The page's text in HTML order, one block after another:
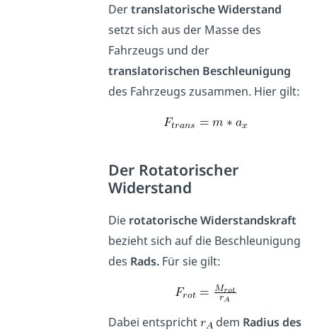
Dertranslatorische Widerstand
setzt sich aus der Masse des
Fahrzeugs und der
translatorischen Beschleunigung
des Fahrzeugs zusammen. Hier gilt:
Der Rotatorischer
Widerstand
Die rotatorische Widerstandskraft
bezieht sich auf die Beschleunigung
des Rads.Für sie gilt:
Dabei entspricht dem Radius des